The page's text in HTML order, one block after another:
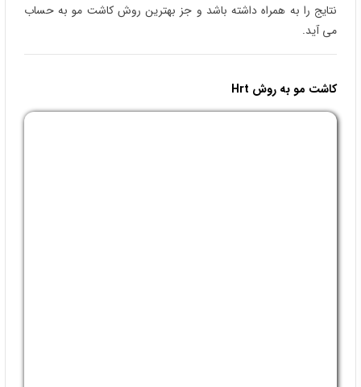
نتایج را به همراه داشته باشد و جز بهترین روش کاشت مو به حساب
می آید.
کاشت مو به روش Hrt